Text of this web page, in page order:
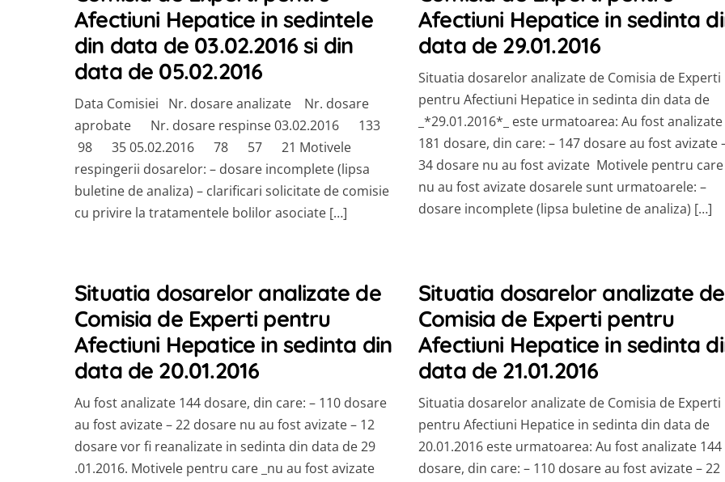
Afectiuni Hepatice in sedintele
din data de 03.02.2016 si din
data de 05.02.2016
Data Comisiei Nr. dosare analizate Nr. dosare
aprobate Nr. dosare respinse 03.02.2016 133
98 35 05.02.2016 78 57 21 Motivele
respingerii dosarelor: – dosare incomplete (lipsa
buletine de analiza) – clarificari solicitate de comisie
cu privire la tratamentele bolilor asociate […]
Afectiuni Hepatice in sedinta
data de 29.01.2016
Situatia dosarelor analizate de Comisia de Experti
pentru Afectiuni Hepatice in sedinta din data de
_*29.01.2016*_ este urmatoarea: Au fost analizate
181 dosare, din care: – 147 dosare au fost avizate
34 dosare nu au fost avizate Motivele pentru care
nu au fost avizate dosarele sunt urmatoarele: –
dosare incomplete (lipsa buletine de analiza) […]
Situatia dosarelor analizate de
Comisia de Experti pentru
Afectiuni Hepatice in sedinta din
data de 20.01.2016
Au fost analizate 144 dosare, din care: – 110 dosare
au fost avizate – 22 dosare nu au fost avizate – 12
dosare vor fi reanalizate in sedinta din data de 29
.01.2016. Motivele pentru care _nu au fost avizate
Situatia dosarelor analizate de
Comisia de Experti pentru
Afectiuni Hepatice in sedinta
data de 21.01.2016
Situatia dosarelor analizate de Comisia de Experti
pentru Afectiuni Hepatice in sedinta din data de
20.01.2016 este urmatoarea: Au fost analizate 144
dosare, din care: – 110 dosare au fost avizate – 22